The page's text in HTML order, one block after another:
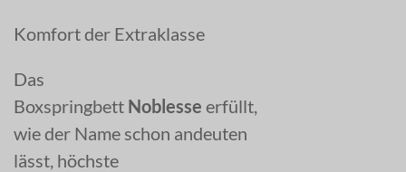
Komfort der Extraklasse
Das
Boxspringbett Noblesse erfüllt,
wie der Name schon andeuten
lässt, höchste